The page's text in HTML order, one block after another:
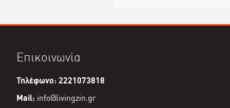
Επικοινωνία
Τηλέφωνο: 2221073818
Mail: info@livingzin.gr